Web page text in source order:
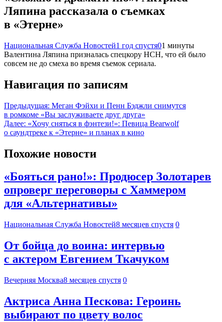
Ляпина рассказала о съемках
в «Этерне»
Национальная Служба Новостей1 год спустя01 минуты
Валентина Ляпина призналась спецкору НСН, что ей было
совсем не до смеха во время съемок сериала.
Навигация по записям
Предыдущая: Меган Фэйхи и Пенн Бэджли снимутся
в ромкоме «Вы заслуживаете друг друга»
Далее: «Хочу сняться в фэнтези!»: Певица Bearwolf
о саундтреке к «Этерне» и планах в кино
Похожие новости
«Бояться рано!»: Продюсер Золотарев
опроверг переговоры с Хаммером
для «Альтернативы»
Национальная Служба Новостей8 месяцев спустя 0
От бойца до воина: интервью
с актером Евгением Ткачуком
Вечерняя Москва8 месяцев спустя 0
Актриса Анна Пескова: Героинь
выбирают по цвету волос